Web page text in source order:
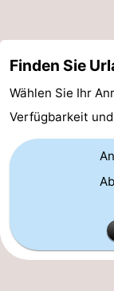
Hollands
Duin
Katwijk
Scheveningen
-
Den
-
Rockanje
Wetter
Kontakt
Finden Sie
Wählen Sie Ihr
Verfügbarkeit